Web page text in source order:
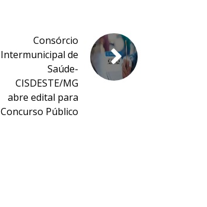
Consórcio
Intermunicipal de
Saúde-
CISDESTE/MG
abre edital para
Concurso Público